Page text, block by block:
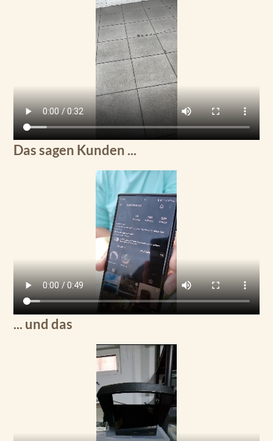
Das sagen Kunden ...
... und das